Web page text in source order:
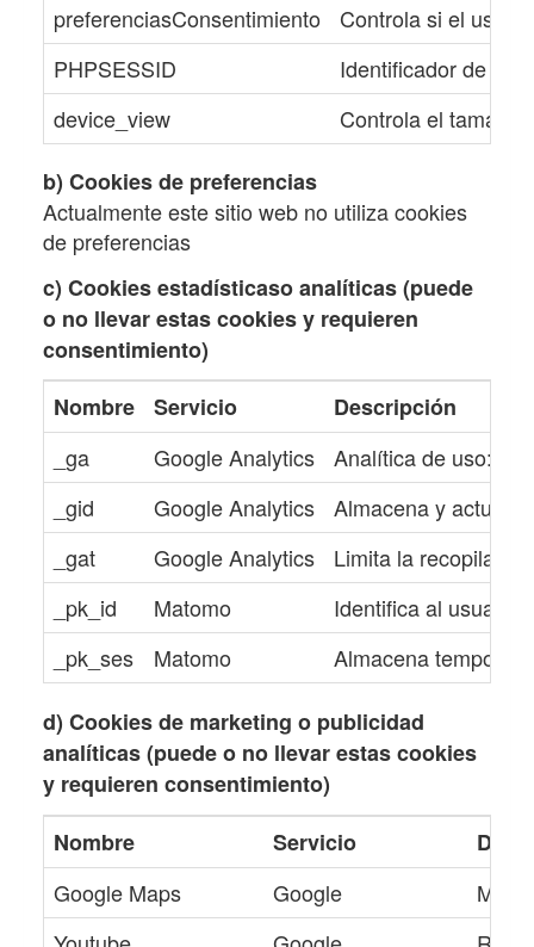
preferenciasConsentimiento
Controla si el
PHPSESSID
Identificador de la
device_view
Controla el tamaño
b) Cookies de preferencias
Actualmente este sitio web no utiliza cookies
de preferencias
c) Cookies estadísticaso analíticas (puede
o no llevar estas cookies y requieren
consentimiento)
Nombre
Servicio
Descripción
_ga
Google Analytics
Analítica de uso: nº
_gid
Google Analytics
Almacena y
_gat
Google Analytics
Limita la
_pk_id
Matomo
Identifica al usuario
_pk_ses
Matomo Almacena
d) Cookies de marketing o publicidad
analíticas (puede o no llevar estas cookies
y requieren consentimiento)
Nombre
Servicio
Google Maps
Google